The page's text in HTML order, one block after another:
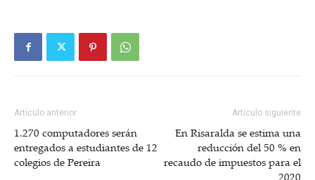
Artículo anterior
1.270 computadores serán
entregados a estudiantes de 12
colegios de Pereira
Artículo siguiente
En Risaralda se estima una
reducción del 50 % en
recaudo de impuestos para el
2020